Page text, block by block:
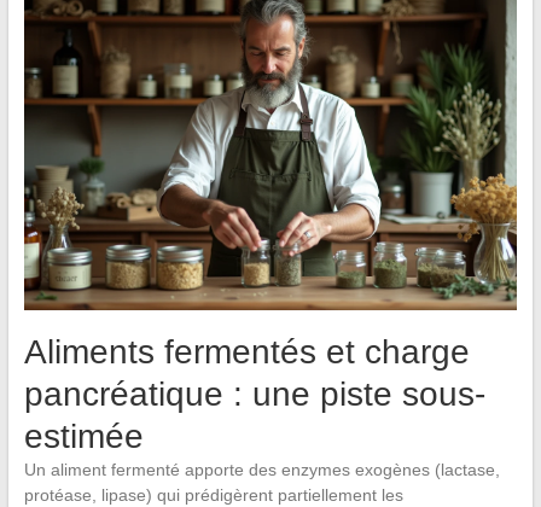
Aliments fermentés et charge
pancréatique : une piste sous-
estimée
Un aliment fermenté apporte des enzymes exogènes (lactase,
protéase, lipase) qui prédigèrent partiellement les